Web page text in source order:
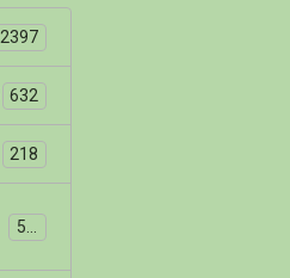
2397
632
218